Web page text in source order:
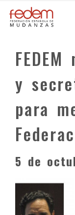
y
para
5 de